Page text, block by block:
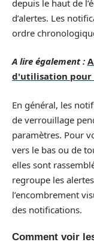
depuis le haut de
d’alertes. Les
ordre
A lire également :
d'utilisation pour
En général, les
de verrouillage
paramètres. Pour
vers le bas ou de
elles sont
regroupe les
l’encombrement
des notifications.
Comment voir